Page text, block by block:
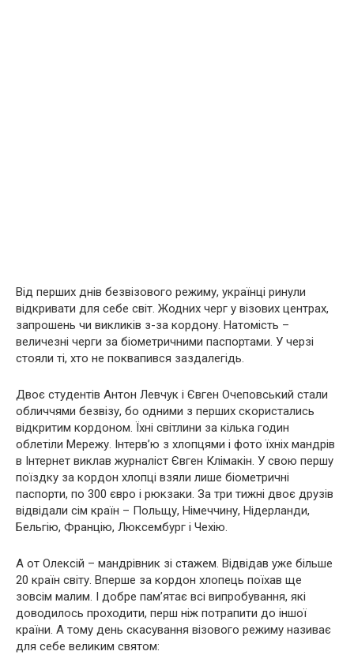
Від перших днів безвізового режиму, українці ринули
відкривати для себе світ. Жодних черг у візових центрах,
запрошень чи викликів з-за кордону. Натомість –
величезні черги за біометричними паспортами. У черзі
стояли ті, хто не поквапився заздалегідь.
Двоє студентів Антон Левчук і Євген Очеповський стали
обличчями безвізу, бо одними з перших скористались
відкритим кордоном. Їхні світлини за кілька годин
облетіли Мережу. Інтерв’ю з хлопцями і фото їхніх мандрів
в Інтернет виклав журналіст Євген Клімакін. У свою першу
поїздку за кордон хлопці взяли лише біометричні
паспорти, по 300 євро і рюкзаки. За три тижні двоє друзів
відвідали сім країн – Польщу, Німеччину, Нідерланди,
Бельгію, Францію, Люксембург і Чехію.
А от Олексій – мандрівник зі стажем. Відвідав уже більше
20 країн світу. Вперше за кордон хлопець поїхав ще
зовсім малим. І добре пам’ятає всі випробування, які
доводилось проходити, перш ніж потрапити до іншої
країни. А тому день скасування візового режиму називає
для себе великим святом: